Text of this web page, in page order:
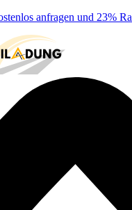
anfragen und 23%